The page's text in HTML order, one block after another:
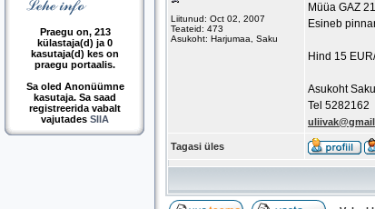
Praegu on, 213
külastaja(d) ja 0
kasutaja(d) kes on
praegu portaalis.
Sa oled Anonüümne
kasutaja. Sa saad
registreerida vabalt
vajutades SIIA
Liitunud: Oct 02, 2007
Teateid: 473
Asukoht: Harjumaa, Saku
Müüa GAZ
Esineb
Hind 15
Asukoht Saku
Tel 5282162
Tagasi üles